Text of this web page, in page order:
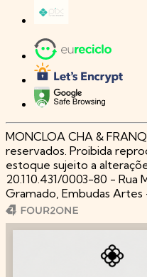
MONCLOA CHA &
reservados. Proibida
estoque sujeito a
20.110.431/0003-80 - Rua
Gramado, Embudas Artes